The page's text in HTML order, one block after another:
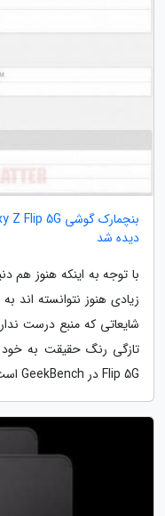
دیده شد
با توجه به اینکه هنوز هم
زیادی هنوز نتوانسته اند
شایعاتی که منبع درست
Flip 5G در GeekBench است. با توجه...